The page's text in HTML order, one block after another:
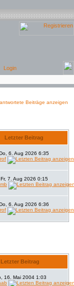
Beiträge anzeigen
Letzter Beitrag
6. Aug 2026 6:35
Fr, 7. Aug 2026 0:15
6. Aug 2026 6:36
Letzter Beitrag
16. Mai 2004 1:03